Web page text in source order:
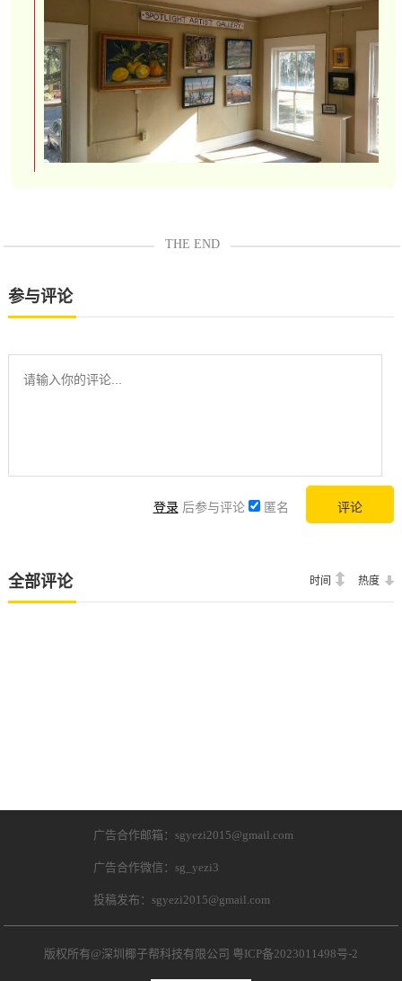
THE END
参与评论
登录 后参与评论 匿名
全部评论 时间 热度
广告合作邮箱：sgyezi2015@gmail.com
广告合作微信：sg_yezi3
投稿发布：sgyezi2015@gmail.com
版权所有@深圳椰子帮科技有限公司 粤ICP备2023011498号-2